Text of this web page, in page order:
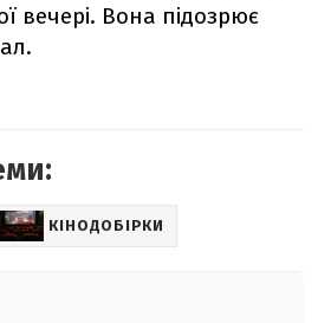
вечері. Вона підозрює
КІНОДОБІРКИ